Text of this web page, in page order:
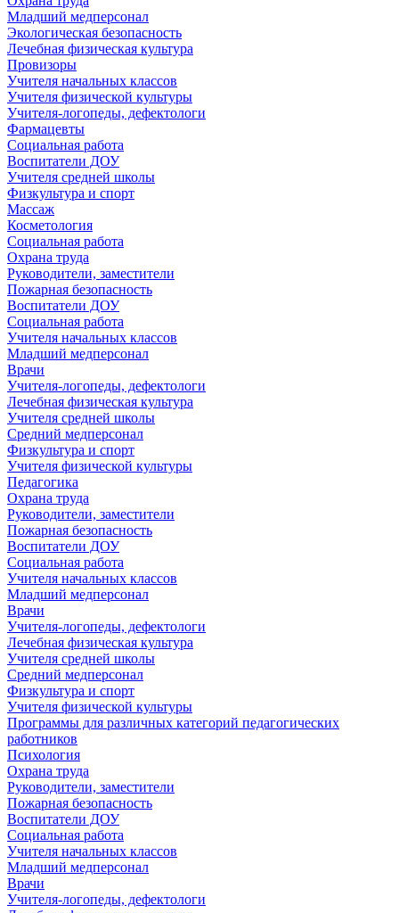
Младший медперсонал
Экологическая безопасность
Лечебная физическая культура
Провизоры
Учителя начальных классов
Учителя физической культуры
Учителя-логопеды, дефектологи
Фармацевты
Социальная работа
Воспитатели ДОУ
Учителя средней школы
Физкультура и спорт
Массаж
Косметология
Социальная работа
Охрана труда
Руководители, заместители
Пожарная безопасность
Воспитатели ДОУ
Социальная работа
Учителя начальных классов
Младший медперсонал
Врачи
Учителя-логопеды, дефектологи
Лечебная физическая культура
Учителя средней школы
Средний медперсонал
Физкультура и спорт
Учителя физической культуры
Педагогика
Охрана труда
Руководители, заместители
Пожарная безопасность
Воспитатели ДОУ
Социальная работа
Учителя начальных классов
Младший медперсонал
Врачи
Учителя-логопеды, дефектологи
Лечебная физическая культура
Учителя средней школы
Средний медперсонал
Физкультура и спорт
Учителя физической культуры
Программы для различных категорий педагогических
работников
Психология
Охрана труда
Руководители, заместители
Пожарная безопасность
Воспитатели ДОУ
Социальная работа
Учителя начальных классов
Младший медперсонал
Врачи
Учителя-логопеды, дефектологи